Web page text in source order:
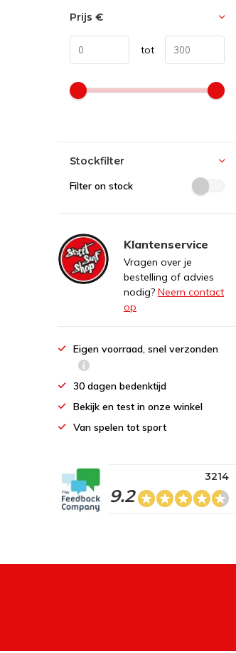
Prijs €
tot
Stockfilter
Filter on stock
Klantenservice
Vragen over je
bestelling of advies
nodig? Neem contact
op
Eigen voorraad, snel verzonden
30 dagen bedenktijd
Bekijk en test in onze winkel
Van spelen tot sport
9.2
3214